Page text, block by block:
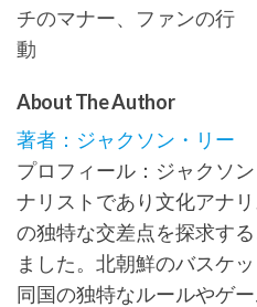
チのマナー、ファンの行
動
About The Author
著者：ジャクソン・リー
プロフィール：ジャクソ
ナリストであり文化アナ
の独特な交差点を探求す
ました。北朝鮮のバスケ
同国の独特なルールやゲ